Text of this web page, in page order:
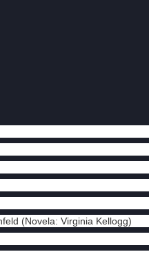
(Novela: Virginia Kellogg)